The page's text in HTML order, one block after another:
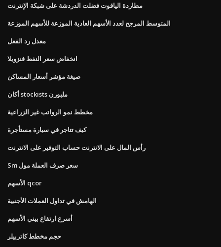
مطاردة الياقوت فضلت الدردشة على شبكة الإنترنت
المتوسط ​​المرجح لعدد الأسهم العادية الموزعة للأسهم الموزعة
معدل رد الفعل
انخفاض سعر النفط فنزويلا
صيغة مؤشر أسعار المساكن
أكان stockists ملبورن
مخطط نمو الرواتب غير الزراعية
كيف تتاجر في سيارة مستأجرة
رأس المال على الانترنت حساب التوفير على الانترنت
Sm سعر صرف العملة مول
الأسهم qcor
الهامش في تداول العملات الأجنبية
أسرع ارتفاع بيني الأسهم
حجم مخطط كاتربيلر